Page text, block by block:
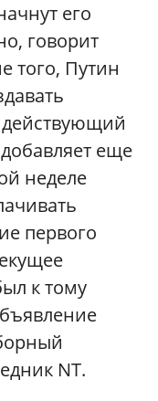
его
говорит
того, Путин
еще
неделе
первого
к тому
NT.